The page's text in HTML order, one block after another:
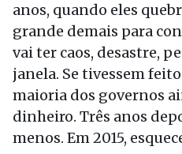
anos, quando eles
grande demais para
vai ter caos, desastre,
janela. Se tivessem
maioria dos governos
dinheiro. Três anos
menos. Em 2015,